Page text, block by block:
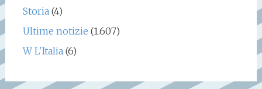
Storia (4)
Ultime notizie (1.607)
W L'Italia (6)